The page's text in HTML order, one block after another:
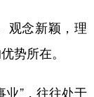
念新颖，理
势所在。
”，往往处于